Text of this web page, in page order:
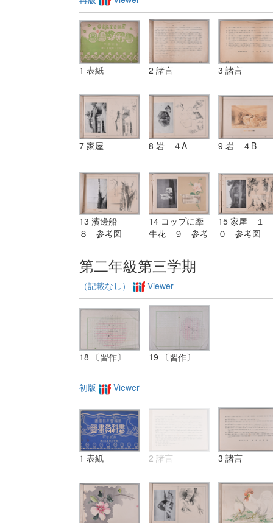
1 表紙 2 諸言 3 諸言
7 家屋 8 岩 ４A 9 岩 ４B
13 濱邊船
８ 参考図
14 コップに牽
牛花 ９ 参考
15 家屋 １
０ 参考図
第二年級第三学期
（記載なし） Viewer
18 〔習作〕 19 〔習作〕
初版 Viewer
1 表紙 2 諸言 3 諸言